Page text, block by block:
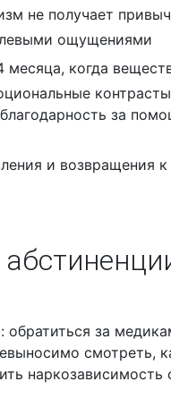
не получает
ощущениями
когда
за
и возвращения
обратиться за
смотреть,